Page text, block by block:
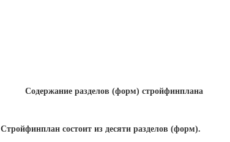
Содержание разделов (форм) стройфинплана
Стройфинплан состоит из десяти разделов (форм).